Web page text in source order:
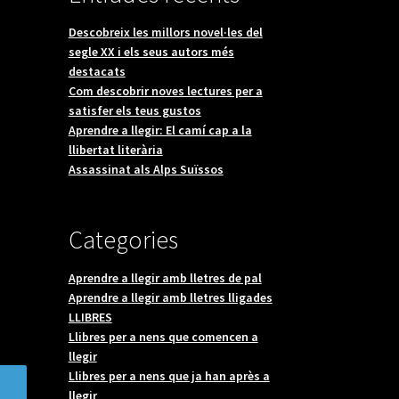
Descobreix les millors novel·les del
segle XX i els seus autors més
destacats
Com descobrir noves lectures per a
satisfer els teus gustos
Aprendre a llegir: El camí cap a la
llibertat literària
Assassinat als Alps Suïssos
Categories
Aprendre a llegir amb lletres de pal
Aprendre a llegir amb lletres lligades
LLIBRES
Llibres per a nens que comencen a
llegir
Llibres per a nens que ja han après a
llegir